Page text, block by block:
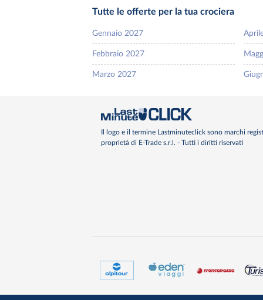
Tutte le offerte per la tua crociera
Gennaio 2027
Febbraio 2027
Marzo 2027
Il logo e il termine Lastminuteclick sono marchi
proprietà di E-Trade s.r.l. - Tutti i diritti riservati